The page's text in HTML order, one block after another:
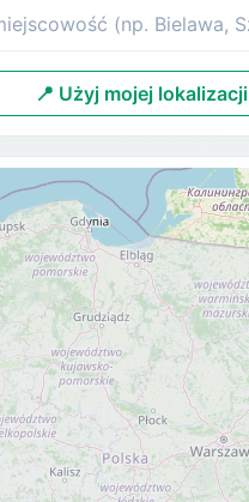
📍 Użyj mojej lokalizacji